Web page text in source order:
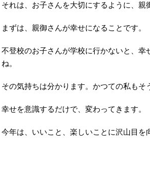
それは、お子さんを大切にするように、親
まずは、親御さんが幸せになることです。
不登校のお子さんが学校に行かないと、
ね。
その気持ちは分かります。かつての私もそ
幸せを意識するだけで、変わってきます。
今年は、いいこと、楽しいことに沢山目を